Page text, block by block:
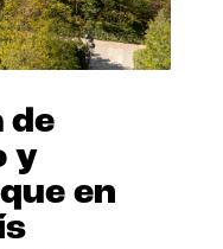
de
y
en